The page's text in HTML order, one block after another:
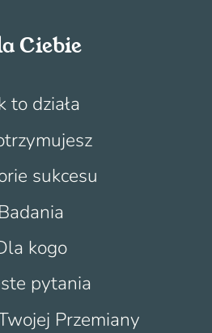
Ciebie
to działa
sukcesu
Badania
kogo
pytania
Przemiany